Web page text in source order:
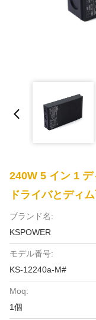
240W 5 イン 1
ドライバとディ
ブランド名:
KSPOWER
モデル番号:
KS-12240a-M#
Moq:
1個